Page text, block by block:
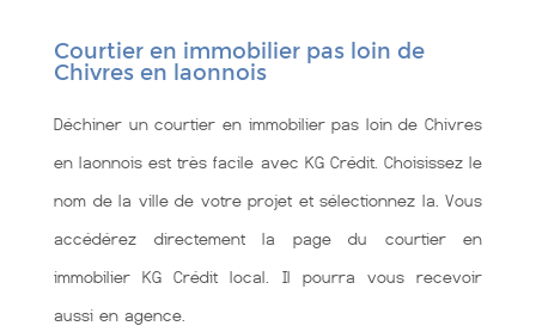
Courtier en immobilier pas loin de
Chivres en laonnois
Déchiner un courtier en immobilier pas loin de Chivres
en laonnois est très facile avec KG Crédit. Choisissez le
nom de la ville de votre projet et sélectionnez la. Vous
accédérez directement la page du courtier en
immobilier KG Crédit local. Il pourra vous recevoir
aussi en agence.